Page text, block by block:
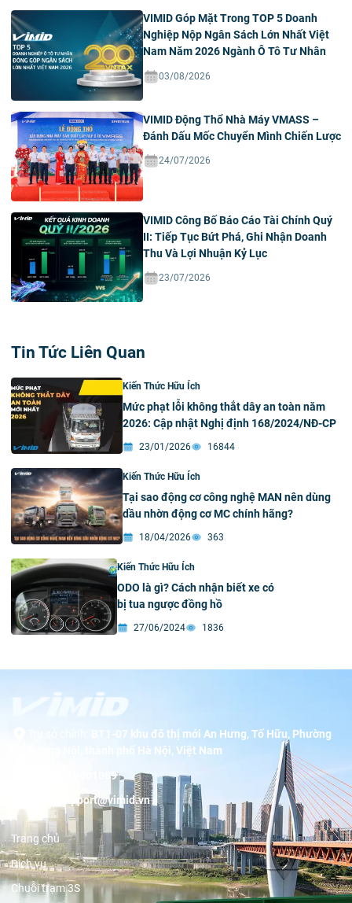
VIMID Góp Mặt Trong TOP 5 Doanh
Nghiệp Nộp Ngân Sách Lớn Nhất Việt
Nam Năm 2026 Ngành Ô Tô Tư Nhân
03/08/2026
VIMID Động Thổ Nhà Máy VMASS –
Đánh Dấu Mốc Chuyển Mình Chiến Lược
24/07/2026
VIMID Công Bố Báo Cáo Tài Chính Quý
II: Tiếp Tục Bứt Phá, Ghi Nhận Doanh
Thu Và Lợi Nhuận Kỷ Lục
23/07/2026
Tin Tức Liên Quan
Kiến Thức Hữu Ích
Mức phạt lỗi không thắt dây an toàn năm
2026: Cập nhật Nghị định 168/2024/NĐ-CP
23/01/2026 16844
Kiến Thức Hữu Ích
Tại sao động cơ công nghệ MAN nên dùng
dầu nhờn động cơ MC chính hãng?
18/04/2026 363
Kiến Thức Hữu Ích
ODO là gì? Cách nhận biết xe có
bị tua ngược đồng hồ
27/06/2024 1836
BT1-07 khu đô thị mới An Hưng, Tố Hữu, Phường
Dương Nội, thành phố Hà Nội, Việt Nam
19001089
support@vimid.vn
Trang chủ
Dịch vụ
Chuỗi trạm 3S